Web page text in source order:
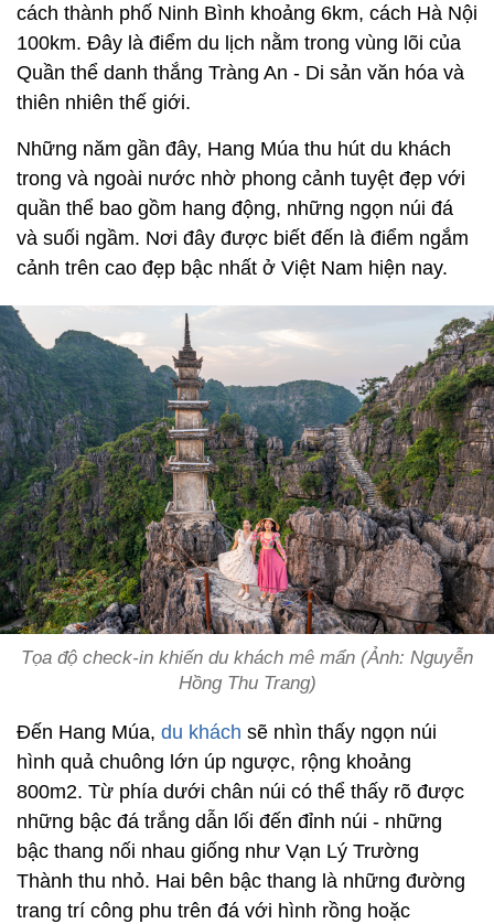
cách thành phố Ninh Bình khoảng 6km, cách Hà Nội
100km. Đây là điểm du lịch nằm trong vùng lõi của
Quần thể danh thắng Tràng An - Di sản văn hóa và
thiên nhiên thế giới.
Những năm gần đây, Hang Múa thu hút du khách
trong và ngoài nước nhờ phong cảnh tuyệt đẹp với
quần thể bao gồm hang động, những ngọn núi đá
và suối ngầm. Nơi đây được biết đến là điểm ngắm
cảnh trên cao đẹp bậc nhất ở Việt Nam hiện nay.
Tọa độ check-in khiến du khách mê mẩn (Ảnh: Nguyễn
Hồng Thu Trang)
Đến Hang Múa, du khách sẽ nhìn thấy ngọn núi
hình quả chuông lớn úp ngược, rộng khoảng
800m2. Từ phía dưới chân núi có thể thấy rõ được
những bậc đá trắng dẫn lối đến đỉnh núi - những
bậc thang nối nhau giống như Vạn Lý Trường
Thành thu nhỏ. Hai bên bậc thang là những đường
trang trí công phu trên đá với hình rồng hoặc